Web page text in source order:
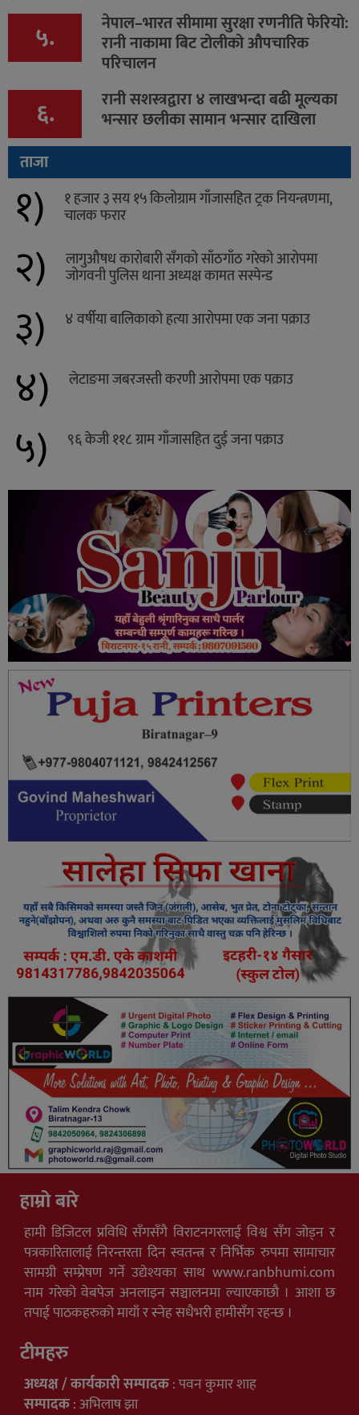
५. नेपाल–भारत सीमामा सुरक्षा रणनीति फेरियो:
रानी नाकामा बिट टोलीको औपचारिक
परिचालन
६. रानी सशस्त्रद्वारा ४ लाखभन्दा बढी मूल्यका
भन्सार छलीका सामान भन्सार दाखिला
ताजा
१) १ हजार ३ सय १५ किलोग्राम गाँजासहित ट्रक नियन्त्रणमा,
चालक फरार
२) लागुऔषध कारोबारी सँगको साँठगाँठ गरेको आरोपमा
जोगवनी पुलिस थाना अध्यक्ष कामत सस्पेन्ड
३) ४ वर्षीया बालिकाको हत्या आरोपमा एक जना पक्राउ
४) लेटाङमा जबरजस्ती करणी आरोपमा एक पक्राउ
५) ९६ केजी ११८ ग्राम गाँजासहित दुई जना पक्राउ
हाम्रो बारे
हामी डिजिटल प्रविधि सँगसँगै विराटनगरलाई विश्व सँग जोड्न र
पत्रकारितालाई निरन्तरता दिन स्वतन्त्र र निर्भिक रुपमा सामाचार
सामग्री सम्प्रेषण गर्ने उद्येश्यका साथ www.ranbhumi.com
नाम गरेको वेबपेज अनलाइन सञ्चालनमा ल्याएकाछौ । आशा छ
तपाई पाठकहरुको मायाँ र स्नेह सधैभरी हामीसँग रहन्छ ।
टीमहरु
अध्यक्ष / कार्यकारी सम्पादक: पवन कुमार शाह
सम्पादक: अभिलाष झा